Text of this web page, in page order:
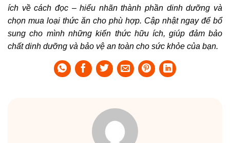
ích về cách đọc – hiểu nhãn thành phần dinh dưỡng và
chọn mua loại thức ăn cho phù hợp. Cập nhật ngay để bổ
sung cho mình những kiến thức hữu ích, giúp đảm bảo
chất dinh dưỡng và bảo vệ an toàn cho sức khỏe của bạn.